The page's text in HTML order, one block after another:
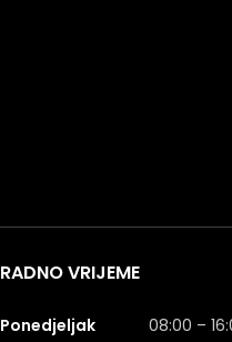
RADNO VRIJEME
Ponedjeljak 08:00 –